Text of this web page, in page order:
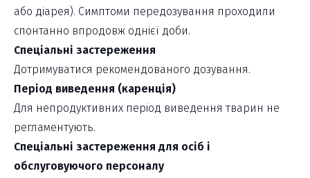
або діарея). Симптоми передозування проходили
спонтанно впродовж однієї доби.
Спеціальні застереження
Дотримуватися рекомендованого дозування.
Період виведення (каренція)
Для непродуктивних період виведення тварин не
регламентують.
Спеціальні застереження для осіб і
обслуговуючого персоналу